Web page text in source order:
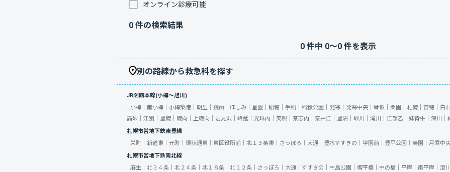
オンライン診療可能
0 件の検索結果
0件中 0〜0件を表示
別の路線から救急科を探す
JR函館本線(小樽～旭川)
小樽｜ 南小樽｜ 小樽築港｜ 朝里｜ 銭函｜ ほしみ｜ 星置｜ 稲穂｜ 手稲｜ 稲積公園｜ 発寒｜ 発寒中央｜ 琴似｜ 桑園｜ 札幌｜ 苗穂｜ 白石
高砂｜ 江別｜ 豊幌｜ 幌向｜ 上幌向｜ 岩見沢｜ 峰延｜ 光珠内｜ 美唄｜ 茶志内｜ 奈井江｜ 豊沼｜ 砂川｜ 滝川｜ 江部乙｜ 妹背牛｜ 深川｜
札幌市営地下鉄東豊線
栄町｜ 新道東｜ 元町｜ 環状通東｜ 東区役所前｜ 北１３条東｜ さっぽろ｜ 大通｜ 豊水すすきの｜ 学園前｜ 豊平公園｜ 美園｜ 月寒中央
札幌市営地下鉄南北線
麻生｜ 北３４条｜ 北２４条｜ 北１８条｜ 北１２条｜ さっぽろ｜ 大通｜ すすきの｜ 中島公園｜ 幌平橋｜ 中の島｜ 平岸｜ 南平岸｜ 澄川